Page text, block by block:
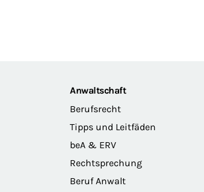
Anwaltschaft
Berufsrecht
Tipps und Leitfäden
beA & ERV
Rechtsprechung
Beruf Anwalt